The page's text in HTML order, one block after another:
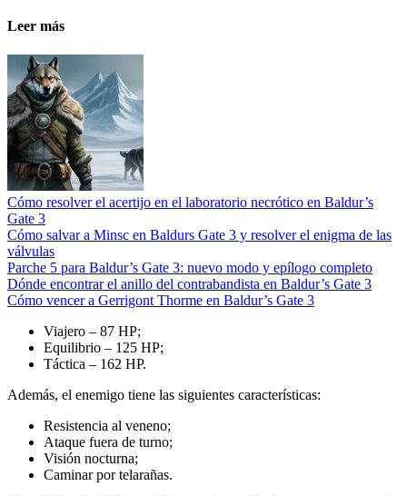
Leer más
Cómo resolver el acertijo en el laboratorio necrótico en Baldur’s
Gate 3
Cómo salvar a Minsc en Baldurs Gate 3 y resolver el enigma de las
válvulas
Parche 5 para Baldur’s Gate 3: nuevo modo y epílogo completo
Dónde encontrar el anillo del contrabandista en Baldur’s Gate 3
Cómo vencer a Gerrigont Thorme en Baldur’s Gate 3
Viajero – 87 HP;
Equilibrio – 125 HP;
Táctica – 162 HP.
Además, el enemigo tiene las siguientes características:
Resistencia al veneno;
Ataque fuera de turno;
Visión nocturna;
Caminar por telarañas.